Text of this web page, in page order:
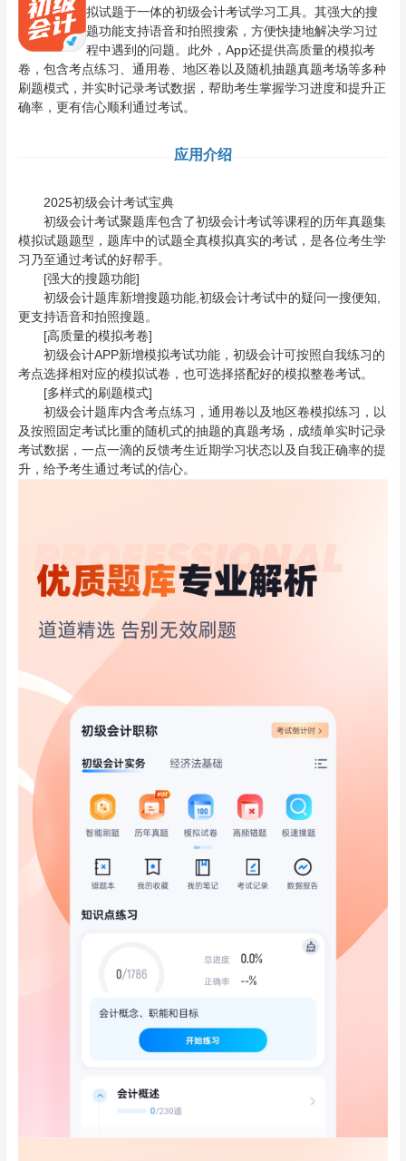
拟试题于一体的初级会计考试学习工具。其强大的搜
题功能支持语音和拍照搜索，方便快捷地解决学习过
程中遇到的问题。此外，App还提供高质量的模拟考
卷，包含考点练习、通用卷、地区卷以及随机抽题真题考场等多种
刷题模式，并实时记录考试数据，帮助考生掌握学习进度和提升正
确率，更有信心顺利通过考试。
应用介绍
2025初级会计考试宝典
初级会计考试聚题库包含了初级会计考试等课程的历年真题集
模拟试题题型，题库中的试题全真模拟真实的考试，是各位考生学
习乃至通过考试的好帮手。
[强大的搜题功能]
初级会计题库新增搜题功能,初级会计考试中的疑问一搜便知,
更支持语音和拍照搜题。
[高质量的模拟考卷]
初级会计APP新增模拟考试功能，初级会计可按照自我练习的
考点选择相对应的模拟试卷，也可选择搭配好的模拟整卷考试。
[多样式的刷题模式]
初级会计题库内含考点练习，通用卷以及地区卷模拟练习，以
及按照固定考试比重的随机式的抽题的真题考场，成绩单实时记录
考试数据，一点一滴的反馈考生近期学习状态以及自我正确率的提
升，给予考生通过考试的信心。